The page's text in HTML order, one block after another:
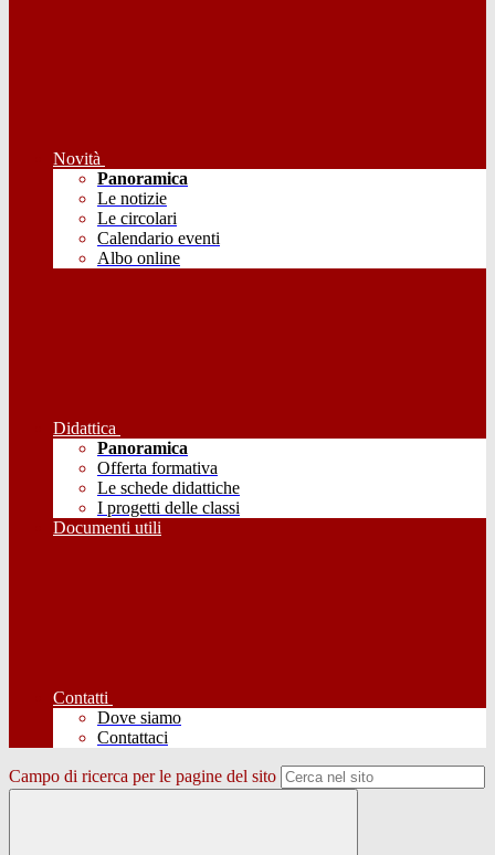
Novità
Panoramica
Le notizie
Le circolari
Calendario eventi
Albo online
Didattica
Panoramica
Offerta formativa
Le schede didattiche
I progetti delle classi
Documenti utili
Contatti
Dove siamo
Contattaci
Campo di ricerca per le pagine del sito